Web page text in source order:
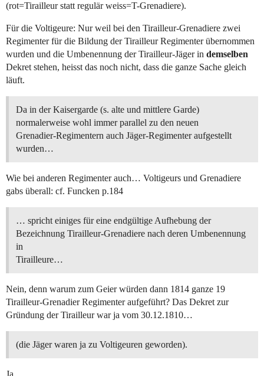
(rot=Tirailleur statt regulär weiss=T-Grenadiere).
Für die Voltigeure: Nur weil bei den Tirailleur-Grenadiere zwei
Regimenter für die Bildung der Tirailleur Regimenter übernommen
wurden und die Umbenennung der Tirailleur-Jäger in demselben
Dekret stehen, heisst das noch nicht, dass die ganze Sache gleich
läuft.
Da in der Kaisergarde (s. alte und mittlere Garde)
normalerweise wohl immer parallel zu den neuen
Grenadier-Regimentern auch Jäger-Regimenter aufgestellt
wurden…
Wie bei anderen Regimenter auch… Voltigeurs und Grenadiere
gabs überall: cf. Funcken p.184
… spricht einiges für eine endgültige Aufhebung der
Bezeichnung Tirailleur-Grenadiere nach deren Umbenennung
in
Tirailleure…
Nein, denn warum zum Geier würden dann 1814 ganze 19
Tirailleur-Grenadier Regimenter aufgeführt? Das Dekret zur
Gründung der Tirailleur war ja vom 30.12.1810…
(die Jäger waren ja zu Voltigeuren geworden).
Ja…